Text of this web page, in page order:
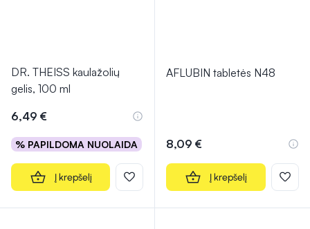
DR. THEISS kaulažolių
gelis, 100 ml
6,49 €
% PAPILDOMA NUOLAIDA
Į krepšelį
AFLUBIN tabletės N48
8,09 €
Į krepšelį